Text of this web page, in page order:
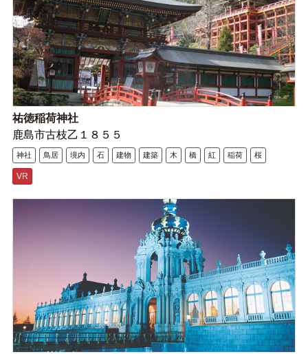
祐徳稲荷神社
鹿島市古枝乙１８５５
神社 鳥居 境内 石 建物 建築 木 橋 紅 稲荷 桜
VR